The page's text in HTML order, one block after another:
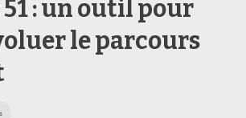
: un outil pour
le parcours